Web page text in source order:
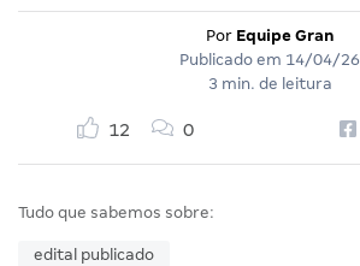
Por Equipe Gran
Publicado em 14/04/26
3 min. de leitura
12 0
Tudo que sabemos sobre:
edital publicado